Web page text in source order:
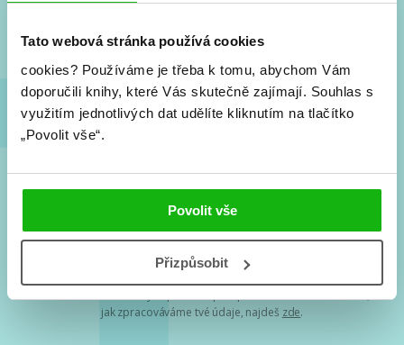
Tato webová stránka používá cookies
cookies? Používáme je třeba k tomu, abychom Vám
doporučili knihy, které Vás skutečně zajímají. Souhlas s
využitím jednotlivých dat udělíte kliknutím na tlačítko
„Povolit vše“.
Povolit vše
Přizpůsobit
a seriálové adaptace a další.
Souhlasím spodmínkami zpracování osobních údajů
Tvá e-mailová adresa je u nás v bezpečí. Přečti si
jak zpracováváme tvé údaje, najdeš zde.